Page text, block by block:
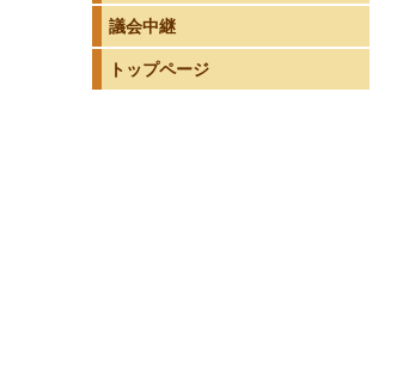
議会中継
トップページ